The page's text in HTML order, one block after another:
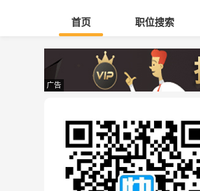
首页 职位搜索
广告